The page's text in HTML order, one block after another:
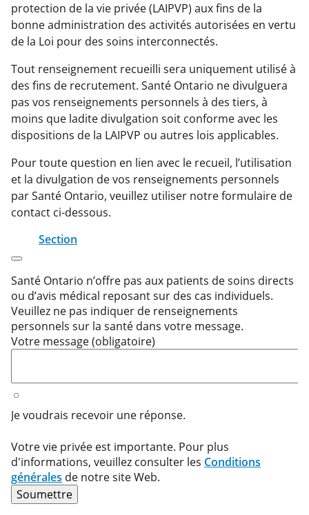
protection de la vie privée (LAIPVP) aux fins de la
bonne administration des activités autorisées en vertu
de la Loi pour des soins interconnectés.
Tout renseignement recueilli sera uniquement utilisé à
des fins de recrutement. Santé Ontario ne divulguera
pas vos renseignements personnels à des tiers, à
moins que ladite divulgation soit conforme avec les
dispositions de la LAIPVP ou autres lois applicables.
Pour toute question en lien avec le recueil, l’utilisation
et la divulgation de vos renseignements personnels
par Santé Ontario, veuillez utiliser notre formulaire de
contact ci-dessous.